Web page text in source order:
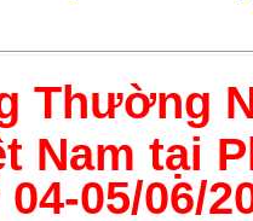
Thường
06/